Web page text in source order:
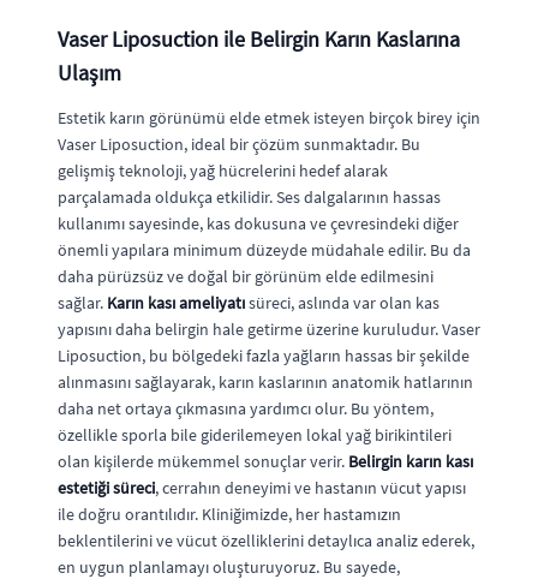
Vaser Liposuction ile Belirgin Karın Kaslarına
Ulaşım
Estetik karın görünümü elde etmek isteyen birçok birey için
Vaser Liposuction, ideal bir çözüm sunmaktadır. Bu
gelişmiş teknoloji, yağ hücrelerini hedef alarak
parçalamada oldukça etkilidir. Ses dalgalarının hassas
kullanımı sayesinde, kas dokusuna ve çevresindeki diğer
önemli yapılara minimum düzeyde müdahale edilir. Bu da
daha pürüzsüz ve doğal bir görünüm elde edilmesini
sağlar. Karın kası ameliyatısüreci, aslında var olan kas
yapısını daha belirgin hale getirme üzerine kuruludur. Vaser
Liposuction, bu bölgedeki fazla yağların hassas bir şekilde
alınmasını sağlayarak, karın kaslarının anatomik hatlarının
daha net ortaya çıkmasına yardımcı olur. Bu yöntem,
özellikle sporla bile giderilemeyen lokal yağ birikintileri
olan kişilerde mükemmel sonuçlar verir. Belirgin karın kası
estetiği süreci, cerrahın deneyimi ve hastanın vücut yapısı
ile doğru orantılıdır. Kliniğimizde, her hastamızın
beklentilerini ve vücut özelliklerini detaylıca analiz ederek,
en uygun planlamayı oluşturuyoruz. Bu sayede,